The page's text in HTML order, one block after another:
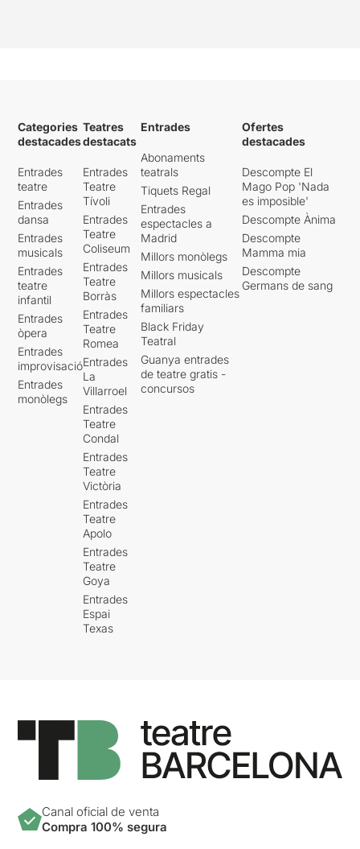
Categories
destacades
Entrades
teatre
Entrades
dansa
Entrades
musicals
Entrades
teatre
infantil
Entrades
òpera
Entrades
improvisació
Entrades
monòlegs
Teatres
destacats
Entrades
Teatre
Tívoli
Entrades
Teatre
Coliseum
Entrades
Teatre
Borràs
Entrades
Teatre
Romea
Entrades
La
Villarroel
Entrades
Teatre
Condal
Entrades
Teatre
Victòria
Entrades
Teatre
Apolo
Entrades
Teatre
Goya
Entrades
Espai
Texas
Entrades
Abonaments
teatrals
Tiquets Regal
Entrades
espectacles a
Madrid
Millors monòlegs
Millors musicals
Millors espectacles
familiars
Black Friday
Teatral
Guanya entrades
de teatre gratis -
concursos
Ofertes
destacades
Descompte El
Mago Pop 'Nada
es imposible'
Descompte Ànima
Descompte
Mamma mia
Descompte
Germans de sang
Canal oficial de venta
Compra 100% segura